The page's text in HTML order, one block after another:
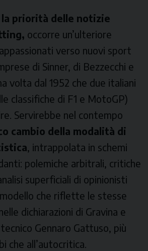
priorità delle notizie
occorre un’ulteriore
verso nuovi sport
di Sinner, di Bezzecchi e
volta dal 1952 che due italiani
classifiche di F1 e MotoGP)
Servirebbe nel contempo
cambio della modalità di
, intrappolata in schemi
polemiche arbitrali, critiche
superficiali di opinionisti
che riflette le stesse
dichiarazioni di Gravina e
Gennaro Gattuso, più
che all’autocritica.